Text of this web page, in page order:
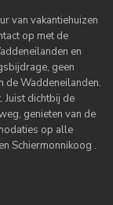
van vakantiehuizen
op met de
en
geen
de Waddeneilanden.
Juist dichtbij de
genieten van de
op alle
Schiermonnikoog .